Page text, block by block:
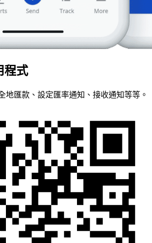
程式
地匯款、設定匯率通知、接收通知等等。